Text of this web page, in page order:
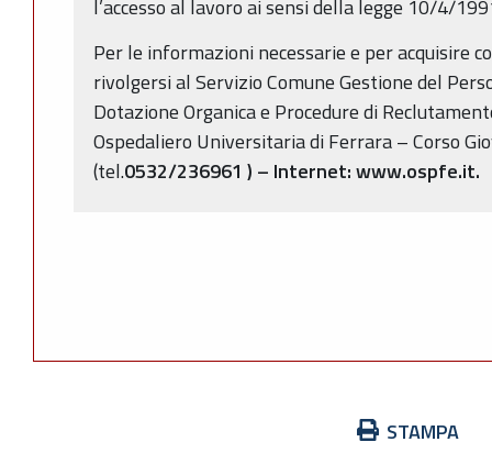
l’accesso al lavoro ai sensi della legge 10/4/
Per le informazioni necessarie e per acquisire
rivolgersi al Servizio Comune Gestione del
Dotazione Organica e Procedure di
Ospedaliero Universitaria di Ferrara – Corso
(tel.0532/236961 ) – Internet: www.ospfe.it.
STAMPA